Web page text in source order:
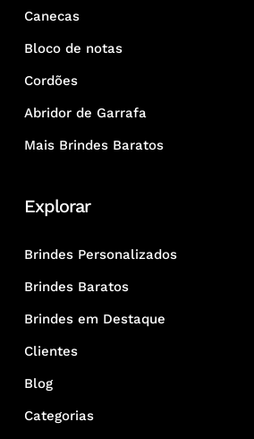
Canecas
Bloco de notas
Cordões
Abridor de Garrafa
Mais Brindes Baratos
Explorar
Brindes Personalizados
Brindes Baratos
Brindes em Destaque
Clientes
Blog
Categorias